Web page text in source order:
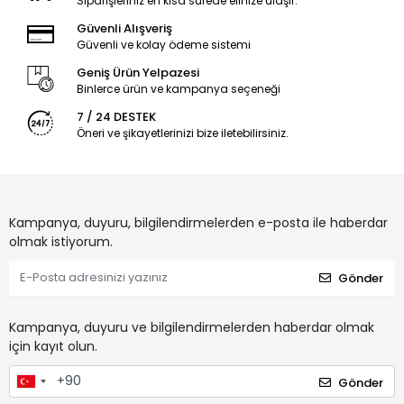
Güvenli Alışveriş
Güvenli ve kolay ödeme sistemi
Geniş Ürün Yelpazesi
Binlerce ürün ve kampanya seçeneği
7 / 24 DESTEK
Öneri ve şikayetlerinizi bize iletebilirsiniz.
Kampanya, duyuru, bilgilendirmelerden e-posta ile haberdar
olmak istiyorum.
Gönder
Kampanya, duyuru ve bilgilendirmelerden haberdar olmak
için kayıt olun.
Gönder